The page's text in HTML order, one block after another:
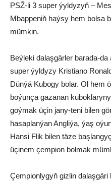
PSŽ-li 3 super ýyldyzyň –
Mbappeniň haýsy hem bolsa
mümkin.
Beýleki dalaşgärler barada-
super ýyldyzy Kristiano
Dünýä Kubogy bolar. Ol hem
boýunça gazanan
goýmak üçin jany-teni bilen
hasaplanýan Angliýa, ýaş
Hansi Flik bilen täze
üçinem çempion bolmak
Çempionlygyň gizlin